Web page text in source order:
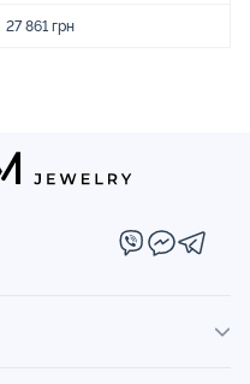
27 861 грн